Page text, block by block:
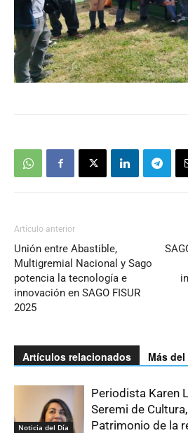
Artículo anterior
Unión entre Abastible,
Multigremial Nacional y Sago
potencia la tecnología e
innovación en SAGO FISUR
2025
Artículos relacionados Más
Noticia del Día
Periodista Karen
Seremi de
Patrimonio de la